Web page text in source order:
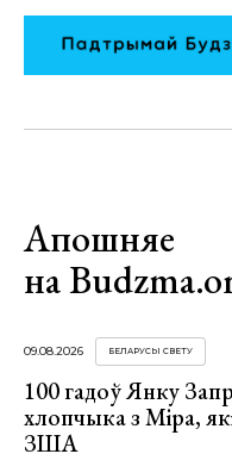
Апошняе
на
09.08.2026 БЕЛАРУСЫ СВЕТУ
100 гадоў Янку
хлопчыка з Міра,
ЗША